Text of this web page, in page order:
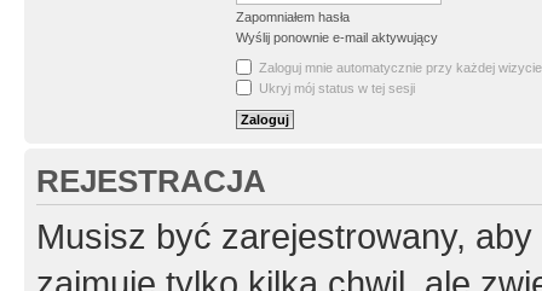
Zapomniałem hasła
Wyślij ponownie e-mail aktywujący
Zaloguj mnie automatycznie przy każdej wizycie
Ukryj mój status w tej sesji
REJESTRACJA
Musisz być zarejestrowany,
zajmuje tylko kilka chwil, ale